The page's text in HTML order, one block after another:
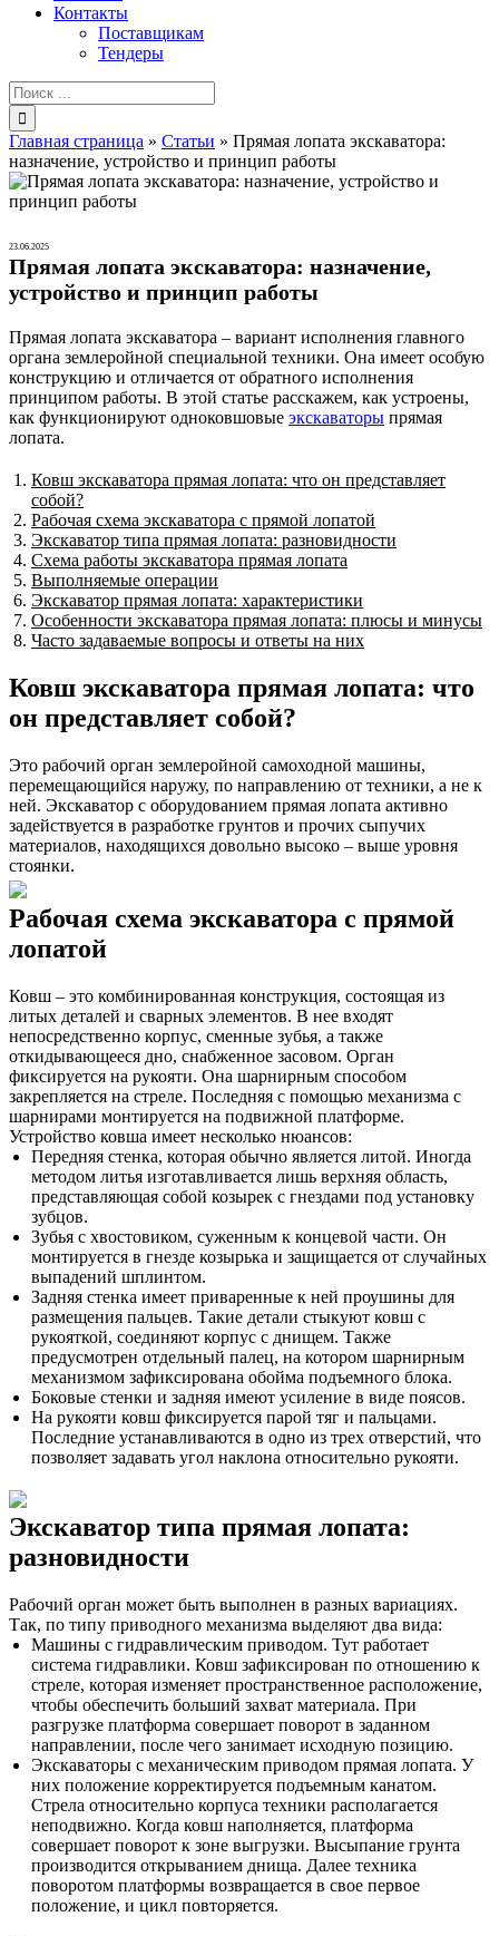
Контакты
Поставщикам
Тендеры
Результат
поиска:
Главная страница » Статьи » Прямая лопата экскаватора:
назначение, устройство и принцип работы
23.06.2025
Прямая лопата экскаватора: назначение,
устройство и принцип работы
Прямая лопата экскаватора – вариант исполнения главного
органа землеройной специальной техники. Она имеет особую
конструкцию и отличается от обратного исполнения
принципом работы. В этой статье расскажем, как устроены,
как функционируют одноковшовые экскаваторы прямая
лопата.
Ковш экскаватора прямая лопата: что он представляет
собой?
Рабочая схема экскаватора с прямой лопатой
Экскаватор типа прямая лопата: разновидности
Схема работы экскаватора прямая лопата
Выполняемые операции
Экскаватор прямая лопата: характеристики
Особенности экскаватора прямая лопата: плюсы и минусы
Часто задаваемые вопросы и ответы на них
Ковш экскаватора прямая лопата: что
он представляет собой?
Это рабочий орган землеройной самоходной машины,
перемещающийся наружу, по направлению от техники, а не к
ней. Экскаватор с оборудованием прямая лопата активно
задействуется в разработке грунтов и прочих сыпучих
материалов, находящихся довольно высоко – выше уровня
стоянки.
Рабочая схема экскаватора с прямой
лопатой
Ковш – это комбинированная конструкция, состоящая из
литых деталей и сварных элементов. В нее входят
непосредственно корпус, сменные зубья, а также
откидывающееся дно, снабженное засовом. Орган
фиксируется на рукояти. Она шарнирным способом
закрепляется на стреле. Последняя с помощью механизма с
шарнирами монтируется на подвижной платформе.
Устройство ковша имеет несколько нюансов:
Передняя стенка, которая обычно является литой. Иногда
методом литья изготавливается лишь верхняя область,
представляющая собой козырек с гнездами под установку
зубцов.
Зубья с хвостовиком, суженным к концевой части. Он
монтируется в гнезде козырька и защищается от случайных
выпадений шплинтом.
Задняя стенка имеет приваренные к ней проушины для
размещения пальцев. Такие детали стыкуют ковш с
рукояткой, соединяют корпус с днищем. Также
предусмотрен отдельный палец, на котором шарнирным
механизмом зафиксирована обойма подъемного блока.
Боковые стенки и задняя имеют усиление в виде поясов.
На рукояти ковш фиксируется парой тяг и пальцами.
Последние устанавливаются в одно из трех отверстий, что
позволяет задавать угол наклона относительно рукояти.
Экскаватор типа прямая лопата:
разновидности
Рабочий орган может быть выполнен в разных вариациях.
Так, по типу приводного механизма выделяют два вида:
Машины с гидравлическим приводом. Тут работает
система гидравлики. Ковш зафиксирован по отношению к
стреле, которая изменяет пространственное расположение,
чтобы обеспечить больший захват материала. При
разгрузке платформа совершает поворот в заданном
направлении, после чего занимает исходную позицию.
Экскаваторы с механическим приводом прямая лопата. У
них положение корректируется подъемным канатом.
Стрела относительно корпуса техники располагается
неподвижно. Когда ковш наполняется, платформа
совершает поворот к зоне выгрузки. Высыпание грунта
производится открыванием днища. Далее техника
поворотом платформы возвращается в свое первое
положение, и цикл повторяется.